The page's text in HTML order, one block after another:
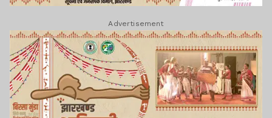
Advertisement